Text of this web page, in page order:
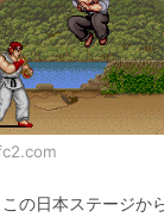
の日本ステージか